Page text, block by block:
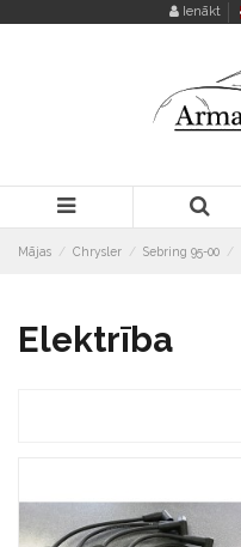
Ienākt
Mājas Chrysler Sebring 95-00
Elektrība